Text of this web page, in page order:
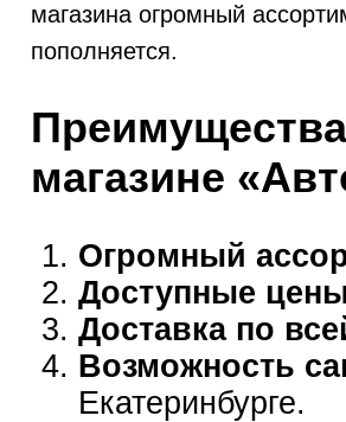
магазина огромный
пополняется.
магазине
Огромный
Доступные
Доставка по
Возможность
Екатеринбурге.